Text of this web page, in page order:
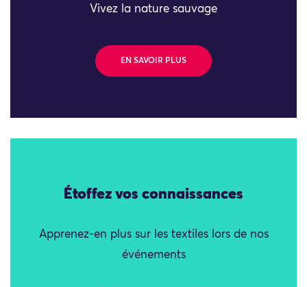
Vivez la nature sauvage
EN SAVOIR PLUS
Étoffez vos connaissances
Apprenez-en plus sur les textiles lors de nos
événements